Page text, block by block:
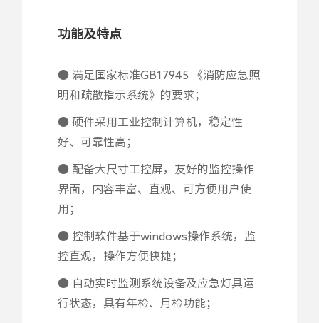
功能及特点
● 满足国家标准GB17945 《消防应急照
明和疏散指示系统》的要求；
● 硬件采用工业控制计算机，稳定性
好、可靠性高；
● 配备大尺寸工控屏，友好的监控操作
界面，内容丰富、直观、可方便用户使
用；
● 控制软件基于windows操作系统，监
控直观，操作方便快捷；
● 自动实时监测系统设备及应急灯具运
行状态，具有年检、月检功能；